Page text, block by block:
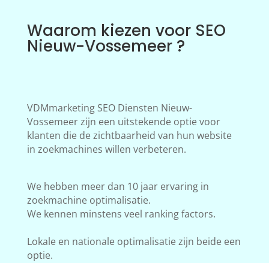
Waarom kiezen voor SEO
Nieuw-Vossemeer ?
VDMmarketing SEO Diensten Nieuw-
Vossemeer zijn een uitstekende optie voor
klanten die de zichtbaarheid van hun website
in zoekmachines willen verbeteren.
We hebben meer dan 10 jaar ervaring in
zoekmachine optimalisatie.
We kennen minstens veel ranking factors.
Lokale en nationale optimalisatie zijn beide een
optie.